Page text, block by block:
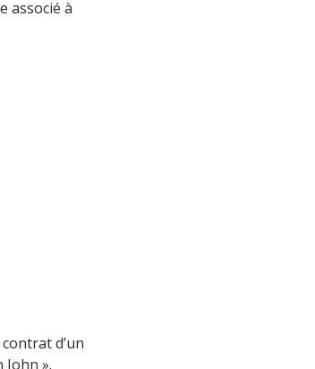
associé à
d’un
».